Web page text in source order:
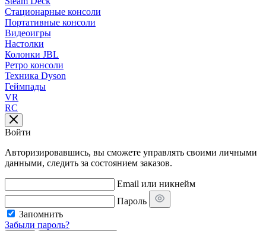
Стационарные консоли
Портативные консоли
Видеоигры
Настолки
Колонки JBL
Ретро консоли
Техника Dyson
Геймпады
VR
RC
Войти
Авторизировавшись, вы сможете управлять своими личными
данными, следить за состоянием заказов.
Email или никнейм
Пароль
Запомнить
Забыли пароль?